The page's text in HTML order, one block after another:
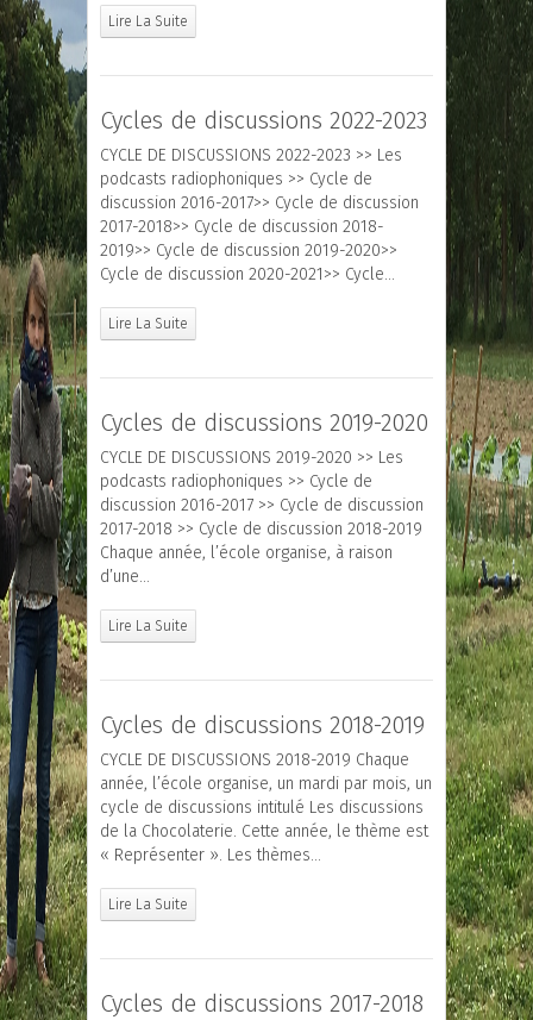
Lire La Suite
Cycles de discussions 2022-2023
CYCLE DE DISCUSSIONS 2022-2023 >> Les
podcasts radiophoniques >> Cycle de
discussion 2016-2017>> Cycle de discussion
2017-2018>> Cycle de discussion 2018-
2019>> Cycle de discussion 2019-2020>>
Cycle de discussion 2020-2021>> Cycle…
Lire La Suite
Cycles de discussions 2019-2020
CYCLE DE DISCUSSIONS 2019-2020 >> Les
podcasts radiophoniques >> Cycle de
discussion 2016-2017 >> Cycle de discussion
2017-2018 >> Cycle de discussion 2018-2019
Chaque année, l’école organise, à raison
d’une…
Lire La Suite
Cycles de discussions 2018-2019
CYCLE DE DISCUSSIONS 2018-2019 Chaque
année, l’école organise, un mardi par mois, un
cycle de discussions intitulé Les discussions
de la Chocolaterie. Cette année, le thème est
« Représenter ». Les thèmes…
Lire La Suite
Cycles de discussions 2017-2018